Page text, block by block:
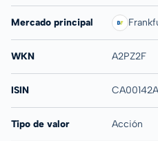
Mercado principal
WKN A2PZ2F
ISIN
Tipo de valor Acción